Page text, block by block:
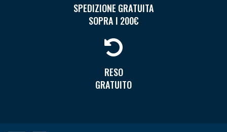
SPEDIZIONE GRATUITA
SOPRA I 200€
RESO
GRATUITO